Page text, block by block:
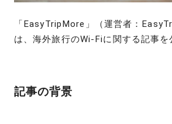
「EasyTripMore」（運営者：
は、海外旅行のWi-Fiに関する記事を
記事の背景